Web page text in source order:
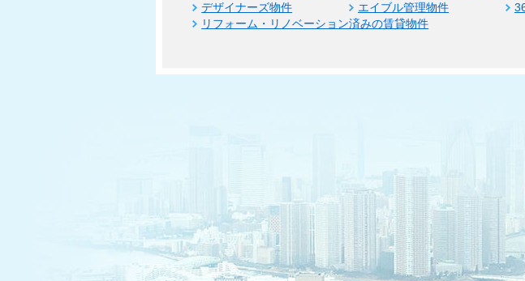
デザイナーズ物件
エイブル管理物件
リフォーム・リノベーション済みの賃貸物件